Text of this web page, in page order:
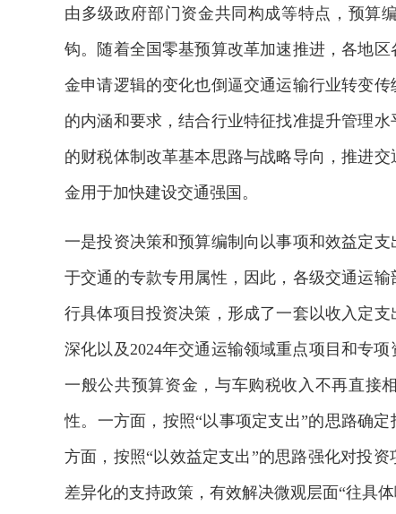
由多级政府部门资金共同构成等特点，预算
钩。随着全国零基预算改革加速推进，各地
金申请逻辑的变化也倒逼交通运输行业转变
的内涵和要求，结合行业特征找准提升管理
的财税体制改革基本思路与战略导向，推进
金用于加快建设交通强国。
一是投资决策和预算编制向以事项和效益定
于交通的专款专用属性，因此，各级交通运
行具体项目投资决策，形成了一套以收入定
深化以及2024年交通运输领域重点项目和专
一般公共预算资金，与车购税收入不再直接
性。一方面，按照“以事项定支出”的思路确
方面，按照“以效益定支出”的思路强化对投
差异化的支持政策，有效解决微观层面“往具